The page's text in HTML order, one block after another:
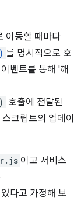
이동할 때마다
를 명시적으로 호
이벤트를 통해 '깨
호출에 전달된
크립트의 업데이
이고 서비스
다고 가정해 보